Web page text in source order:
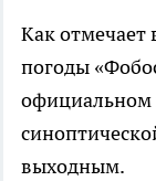
Как отмечает
погоды
официальном
выходным.